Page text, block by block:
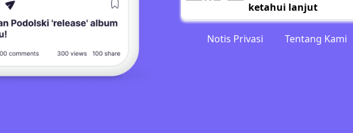
ketahui lanjut
Notis Privasi Tentang Kami